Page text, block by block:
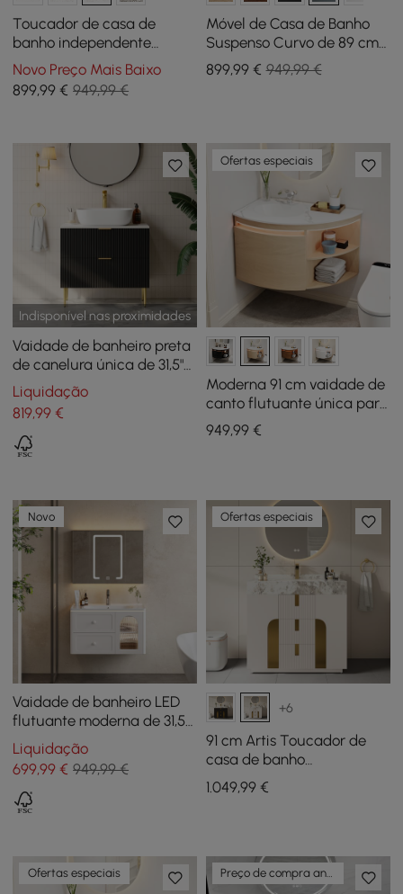
Toucador de casa de
banho independente
canelado de 81,28 cm com
lavatório de bancada, 3
gavetas, tampo de pedra
Novo Preço Mais Baixo
899,99 € 949,99 €
Móvel de Casa de Banho
Suspenso Curvo de 89 cm
com Lavatório e
Arrumação
899,99€ 949,99 €
Indisponível nas proximidades
Vaidade de banheiro preta
de canelura única de 31,5"
com pia e 2 gavetas
Liquidação
819,99 €
Ofertas especiais
Moderna 91 cm vaidade de
canto flutuante única para
casa de banho com
lavatório, luz LED,
949,99€
Novo
Vaidade de banheiro LED
flutuante moderna de 31,5"
com porta e gavetas de
vidro nervurado
Liquidação
699,99 € 949,99 €
Ofertas especiais
+6
91 cm Artis Toucador de
casa de banho
independente com
lavatório único e bancada
1.049,99€
Ofertas especiais Preço de compra antecipada